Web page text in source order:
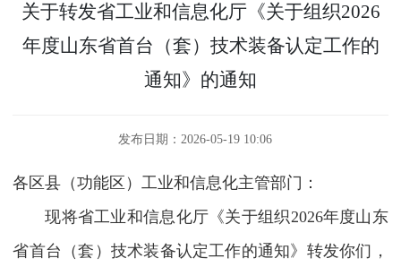
关于转发省工业和信息化厅《关于组织2026
年度山东省首台（套）技术装备认定工作的
通知》的通知
发布日期：2026-05-19 10:06
各区县（功能区）工业和信息化主管部门：
现将省工业和信息化厅《关于组织2026年度山东
省首台（套）技术装备认定工作的通知》转发你们，